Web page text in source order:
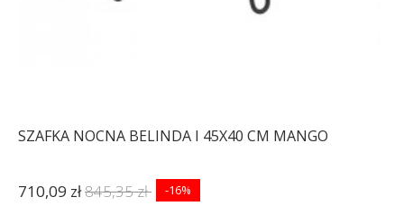
SZAFKA NOCNA BELINDA I 45X40 CM MANGO
710,09 zł845,35 zł -16%